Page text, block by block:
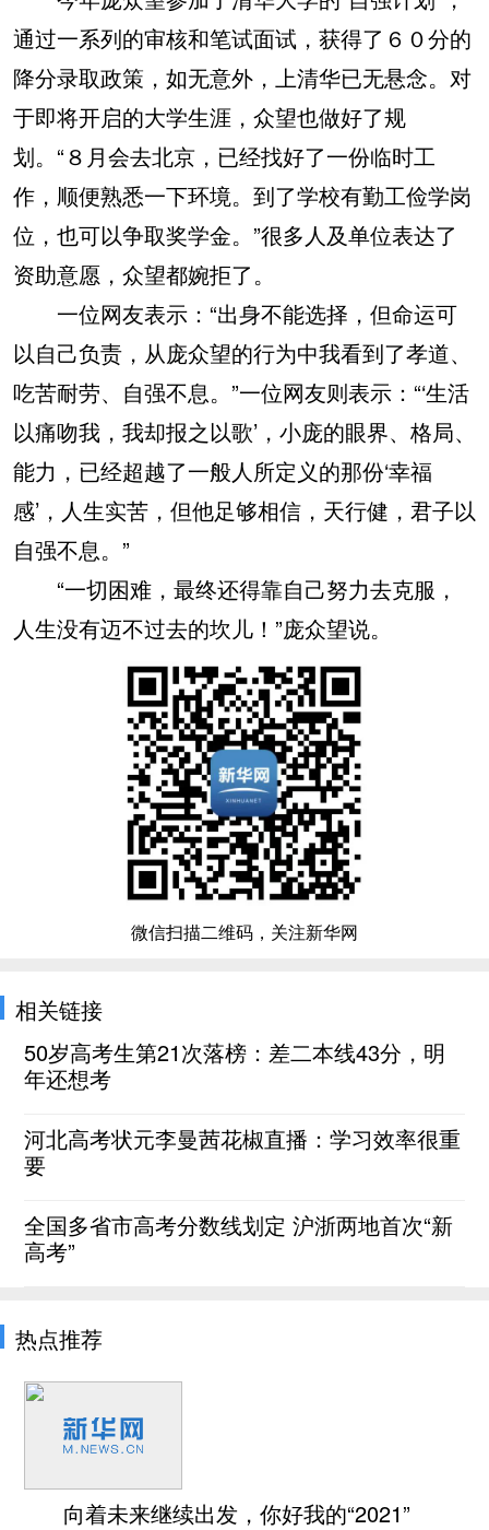
通过一系列的审核和笔试面试，获得了６０分的
降分录取政策，如无意外，上清华已无悬念。对
于即将开启的大学生涯，众望也做好了规
划。“８月会去北京，已经找好了一份临时工
作，顺便熟悉一下环境。到了学校有勤工俭学岗
位，也可以争取奖学金。”很多人及单位表达了
资助意愿，众望都婉拒了。
一位网友表示：“出身不能选择，但命运可
以自己负责，从庞众望的行为中我看到了孝道、
吃苦耐劳、自强不息。”一位网友则表示：“‘生活
以痛吻我，我却报之以歌’，小庞的眼界、格局、
能力，已经超越了一般人所定义的那份‘幸福
感’，人生实苦，但他足够相信，天行健，君子以
自强不息。”
“一切困难，最终还得靠自己努力去克服，
人生没有迈不过去的坎儿！”庞众望说。
微信扫描二维码，关注新华网
相关链接
50岁高考生第21次落榜：差二本线43分，明
年还想考
河北高考状元李曼茜花椒直播：学习效率很重
要
全国多省市高考分数线划定 沪浙两地首次“新
高考”
热点推荐
向着未来继续出发，你好我的“2021”